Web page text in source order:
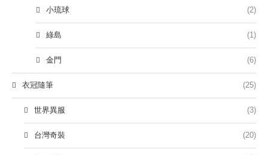
小琉球 (2)
綠島 (1)
金門 (6)
衣冠隨筆 (25)
世界異服 (3)
台灣奇裝 (20)